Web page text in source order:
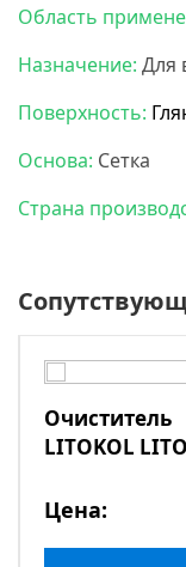
Область
Назначение: Для
Поверхность:
Основа: Сетка
Страна
LITOKOL
Цена: